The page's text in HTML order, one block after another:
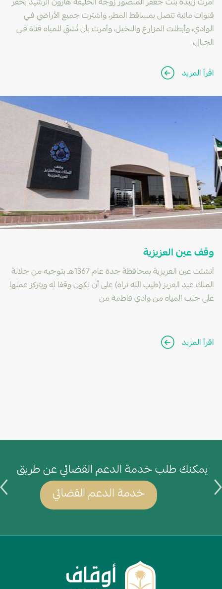
أمرت زبيدة بنت جعفر المنصور زوجة الخليفة هارون الرشيد بحفر
قنوات مائية تتصل بمساقط المطر، واشترت جميع الأراضي فـي
الوادي، وأبطلت المزارع والنخيل، وأمرت بأن تُشقّ للمياه قناة فـي
الجبال،
اقرأ المزيد
وقف عين العزيزية
أنشئت عين العزيزية بمحافظة جدة عام 1367هـ بتوجيه من جلالة
الملك عبد العزيز (طيب الله ثراه) على أن تكون وقفا له ويتركز عملها
على جلب المياه من وادي فاطمة من
اقرأ المزيد
يمكنك طلب خدمة الدعم القضائي عن طريق
خدمة الدعم القضائي